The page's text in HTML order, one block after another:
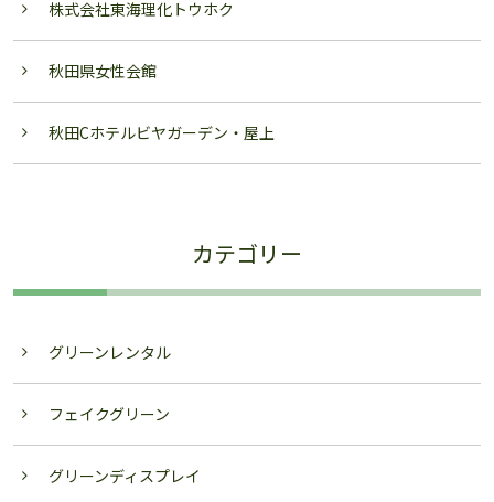
株式会社東海理化トウホク
秋田県女性会館
秋田Cホテルビヤガーデン・屋上
カテゴリー
グリーンレンタル
フェイクグリーン
グリーンディスプレイ